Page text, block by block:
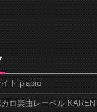
ト piapro
ロ楽曲レーベル KARENT